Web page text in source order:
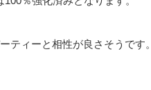
ティーと相性が良さそうです。